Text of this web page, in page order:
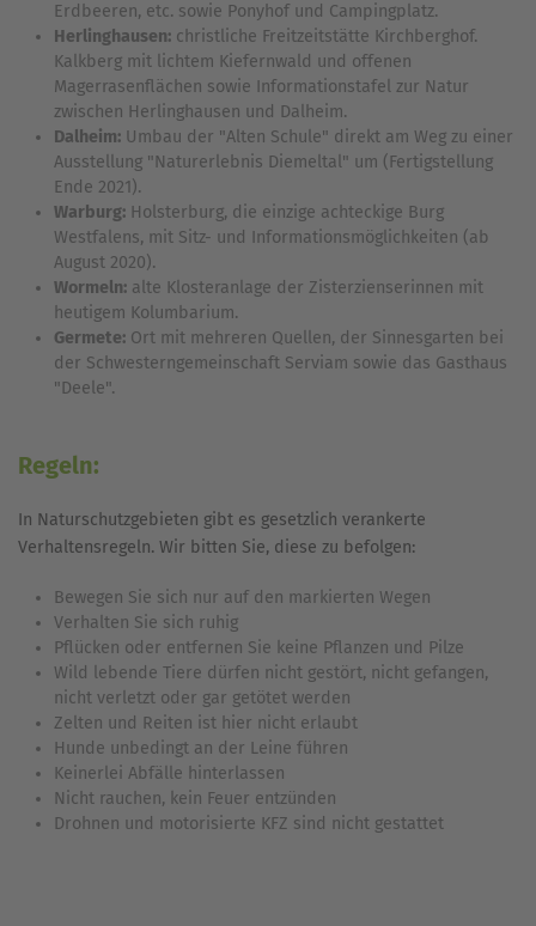
Erdbeeren, etc. sowie Ponyhof und Campingplatz.
Herlinghausen: christliche Freitzeitstätte Kirchberghof.
Kalkberg mit lichtem Kiefernwald und offenen
Magerrasenflächen sowie Informationstafel zur Natur
zwischen Herlinghausen und Dalheim.
Dalheim: Umbau der "Alten Schule" direkt am Weg zu einer
Ausstellung "Naturerlebnis Diemeltal" um (Fertigstellung
Ende 2021).
Warburg: Holsterburg, die einzige achteckige Burg
Westfalens, mit Sitz- und Informationsmöglichkeiten (ab
August 2020).
Wormeln: alte Klosteranlage der Zisterzienserinnen mit
heutigem Kolumbarium.
Germete: Ort mit mehreren Quellen, der Sinnesgarten bei
der Schwesterngemeinschaft Serviam sowie das Gasthaus
"Deele".
Regeln:
In Naturschutzgebieten gibt es gesetzlich verankerte
Verhaltensregeln. Wir bitten Sie, diese zu befolgen:
Bewegen Sie sich nur auf den markierten Wegen
Verhalten Sie sich ruhig
Pflücken oder entfernen Sie keine Pflanzen und Pilze
Wild lebende Tiere dürfen nicht gestört, nicht gefangen,
nicht verletzt oder gar getötet werden
Zelten und Reiten ist hier nicht erlaubt
Hunde unbedingt an der Leine führen
Keinerlei Abfälle hinterlassen
Nicht rauchen, kein Feuer entzünden
Drohnen und motorisierte KFZ sind nicht gestattet